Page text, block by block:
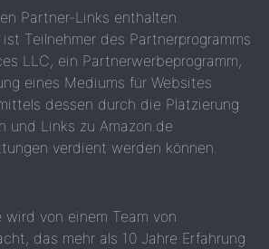
Partner-Links enthalten.
Teilnehmer des Partnerprogramms
LLC, ein Partnerwerbeprogramm,
eines Mediums für Websites
dessen durch die Platzierung
und Links zu Amazon.de
verdient werden können.
wird von einem Team von
das mehr als 10 Jahre Erfahrung